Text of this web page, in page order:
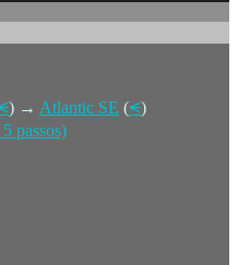
) → Atlantic SE (⪪)
passos)